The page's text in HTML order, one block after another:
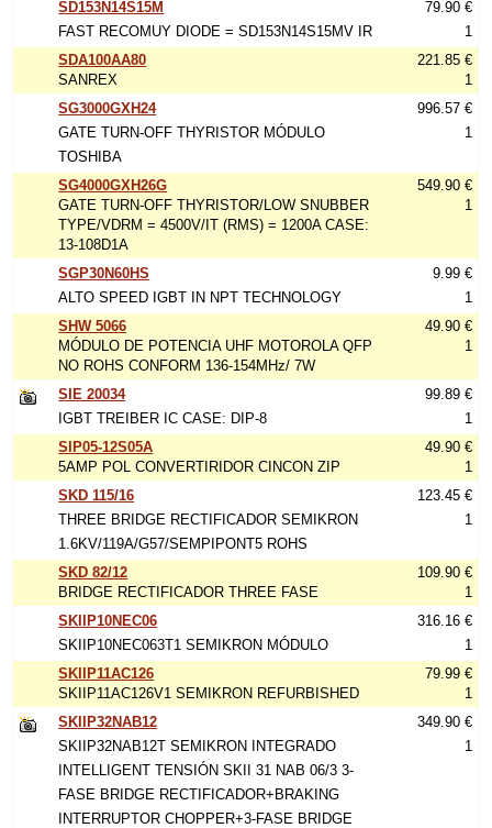
SD153N14S15M
FAST RECOMUY DIODE = SD153N14S15MV IR
79.90 €
1
SDA100AA80
SANREX
221.85 €
1
SG3000GXH24
GATE TURN-OFF THYRISTOR MÓDULO
TOSHIBA
996.57 €
1
SG4000GXH26G
GATE TURN-OFF THYRISTOR/LOW SNUBBER
TYPE/VDRM = 4500V/IT (RMS) = 1200A CASE:
13-108D1A
549.90 €
1
SGP30N60HS
ALTO SPEED IGBT IN NPT TECHNOLOGY
9.99 €
1
SHW 5066
MÓDULO DE POTENCIA UHF MOTOROLA QFP
NO ROHS CONFORM 136-154MHz/ 7W
49.90 €
1
SIE 20034
IGBT TREIBER IC CASE: DIP-8
99.89 €
1
SIP05-12S05A
5AMP POL CONVERTIRIDOR CINCON ZIP
49.90 €
1
SKD 115/16
THREE BRIDGE RECTIFICADOR SEMIKRON
1.6KV/119A/G57/SEMPIPONT5 ROHS
123.45 €
1
SKD 82/12
BRIDGE RECTIFICADOR THREE FASE
109.90 €
1
SKIIP10NEC06
SKIIP10NEC063T1 SEMIKRON MÓDULO
316.16 €
1
SKIIP11AC126
SKIIP11AC126V1 SEMIKRON REFURBISHED
79.99 €
1
SKIIP32NAB12
SKIIP32NAB12T SEMIKRON INTEGRADO
INTELLIGENT TENSIÓN SKII 31 NAB 06/3 3-
FASE BRIDGE RECTIFICADOR+BRAKING
INTERRUPTOR CHOPPER+3-FASE BRIDGE
349.90 €
1